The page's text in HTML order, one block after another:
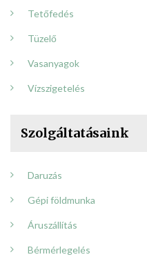
Tetőfedés
Tüzelő
Vasanyagok
Vízszigetelés
Szolgáltatásaink
Daruzás
Gépi földmunka
Áruszállítás
Bérmérlegelés